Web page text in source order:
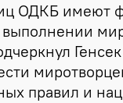
ОДКБ имеют
правил и